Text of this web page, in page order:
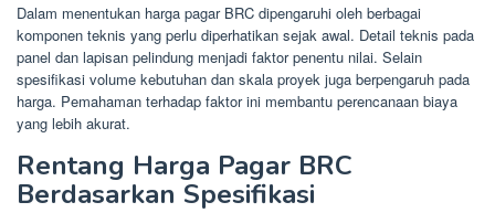
Dalam menentukan harga pagar BRC dipengaruhi oleh berbagai
komponen teknis yang perlu diperhatikan sejak awal. Detail teknis pada
panel dan lapisan pelindung menjadi faktor penentu nilai. Selain
spesifikasi volume kebutuhan dan skala proyek juga berpengaruh pada
harga. Pemahaman terhadap faktor ini membantu perencanaan biaya
yang lebih akurat.
Rentang Harga Pagar BRC
Berdasarkan Spesifikasi